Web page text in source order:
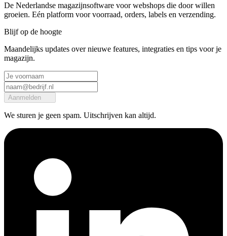
De Nederlandse magazijnsoftware voor webshops die door willen
groeien. Eén platform voor voorraad, orders, labels en verzending.
Blijf op de hoogte
Maandelijks updates over nieuwe features, integraties en tips voor je
magazijn.
Aanmelden
We sturen je geen spam. Uitschrijven kan altijd.